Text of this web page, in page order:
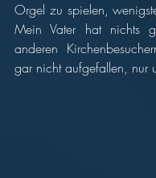
Orgel zu spielen,
Mein Vater hat nichts
anderen
gar nicht aufgefallen, nur